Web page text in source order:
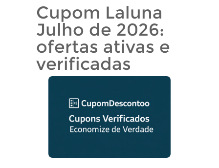
Cupom Laluna
Julho de 2026:
ofertas ativas e
verificadas